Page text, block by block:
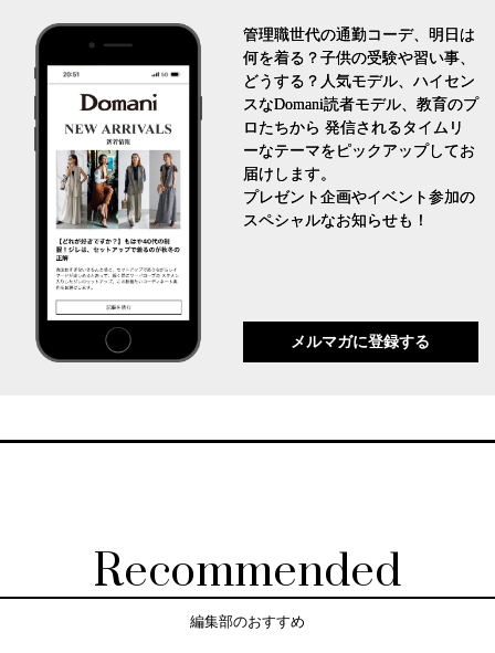
管理職世代の通勤コーデ、明日は
何を着る？子供の受験や習い事、
どうする？人気モデル、ハイセン
スなDomani読者モデル、教育のプ
ロたちから 発信されるタイムリ
ーなテーマをピックアップしてお
届けします。
プレゼント企画やイベント参加の
スペシャルなお知らせも！
メルマガに登録する
Recommended
編集部のおすすめ